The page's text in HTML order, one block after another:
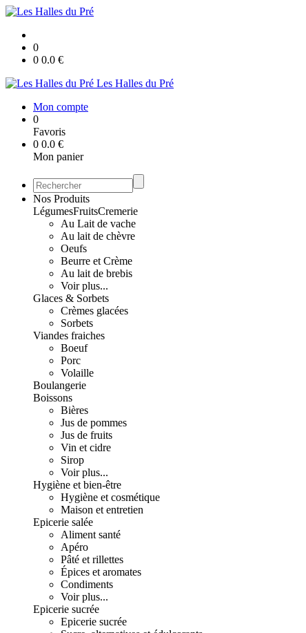
0
0 0.0 €
Les Halles du Pré
Mon compte
0
Favoris
0 0.0 €
Mon panier
Nos Produits
LégumesFruitsCremerie
Au Lait de vache
Au lait de chèvre
Oeufs
Beurre et Crème
Au lait de brebis
Voir plus...
Glaces & Sorbets
Crèmes glacées
Sorbets
Viandes fraiches
Boeuf
Porc
Volaille
Boulangerie
Boissons
Bières
Jus de pommes
Jus de fruits
Vin et cidre
Sirop
Voir plus...
Hygiène et bien-être
Hygiène et cosmétique
Maison et entretien
Epicerie salée
Aliment santé
Apéro
Pâté et rillettes
Épices et aromates
Condiments
Voir plus...
Epicerie sucrée
Epicerie sucrée